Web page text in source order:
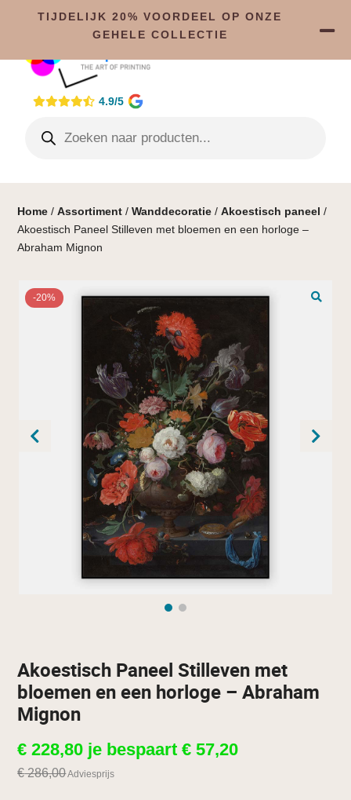
4.9/5
Home /Assortiment /Wanddecoratie /Akoestisch paneel /
Akoestisch Paneel Stilleven met bloemen en een horloge –
Abraham Mignon
-20%
Akoestisch Paneel Stilleven met
bloemen en een horloge – Abraham
Mignon
€ 228,80 je bespaart€ 57,20
€286,00Adviesprijs
TIJDELIJK 20% VOORDEEL OP ONZE
GEHELE COLLECTIE